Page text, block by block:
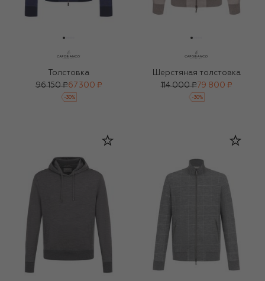
Толстовка
96 150 ₽67 300 ₽
-30%
Шерстяная толстовка
114 000 ₽79 800 ₽
-30%